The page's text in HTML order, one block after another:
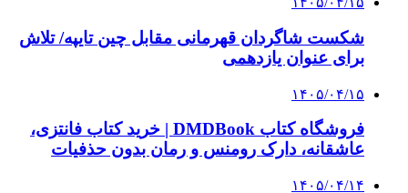
صندوق طلا
صندوق طلا
وام فوری
خرید ابزار آلات دستی و صنعتی زیر قیمت بازار؛
چطور ابزار اصل را با بهترین قیمت تهیه کنیم؟